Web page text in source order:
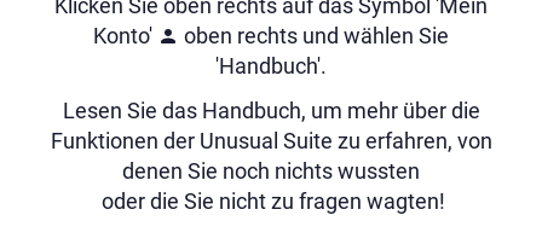
Klicken Sie oben rechts auf das Symbol 'Mein
Konto'
oben rechts und wählen Sie
'Handbuch'.
Lesen Sie das Handbuch, um mehr über die
Funktionen der Unusual Suite zu erfahren, von
denen Sie noch nichts wussten
oder die Sie nicht zu fragen wagten!